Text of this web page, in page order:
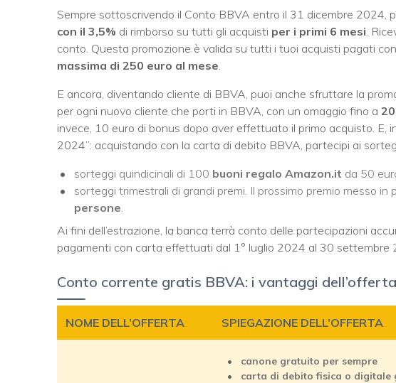
Sempre sottoscrivendo il Conto BBVA entro il 31 dicembre 2024,
con il 3,5% di rimborso su tutti gli acquisti per i primi 6 mesi .
conto. Questa promozione è valida su tutti i tuoi acquisti pagati
massima di 250 euro al mese
E ancora, diventando cliente di BBVA, puoi anche sfruttare la
per ogni nuovo cliente che porti in BBVA, con un omaggio fino a
invece, 10 euro di bonus dopo aver effettuato il primo acquisto. E,
2024”: acquistando con la carta di debito BBVA, partecipi ai
sorteggi quindicinali di 100 buoni regalo Amazon.it da 50
sorteggi trimestrali di grandi premi. Il prossimo premio messo in
persone
Ai fini dell’estrazione, la banca terrà conto delle partecipazioni
pagamenti con carta effettuati dal 1° luglio 2024 al 30 settembre
Conto corrente gratis BBVA: i vantaggi
NOME DELL’OFFERTA SPIEGAZIONE DELL’OFFERTA
canone gratuito per sempre
carta di debito fisica o digitale